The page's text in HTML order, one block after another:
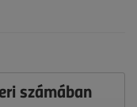
számában